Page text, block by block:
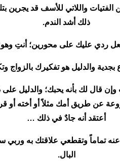
واللاتي للأسف قد يجرين بتلك
ذلك أشد الندم.
ردي عليك على محورين؛ أنتِ
بجدية والدليل هو تفكيرك
وإن قال لك بأنه يحبك؛ والدليل
عن طريق أمك مثلاً أو أخته أو
أعتقد أنه جادٌ في ذلك …
وتقطعي علاقتك به وربي
البال.